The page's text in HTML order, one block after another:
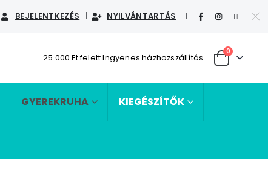
BEJELENTKEZÉS NYILVÁNTARTÁS |
25 000 Ft felett Ingyenes házhozszállítás
0
GYEREKRUHA KIEGÉSZÍTŐK